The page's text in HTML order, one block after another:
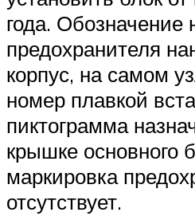
года. Обозначение
предохранителя
корпус, на самом
номер плавкой
пиктограмма
крышке основного
маркировка
отсутствует.